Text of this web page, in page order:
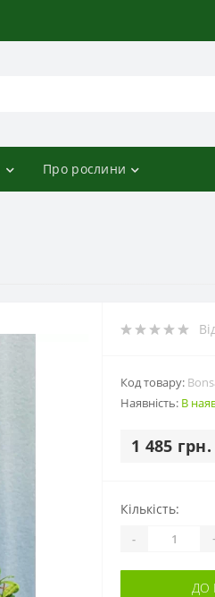
Про рослини
Код товару:
Наявність: В
1 485 грн.
Кількість:
-
ДО